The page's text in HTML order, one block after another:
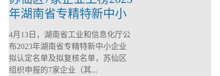
年湖南省专精特新中小
企业
4月13日，湖南省工业和信息化厅公
布2023年湖南省专精特新中小企业
拟认定名单及拟复核名单，苏仙区
组织申报的7家企业（其...